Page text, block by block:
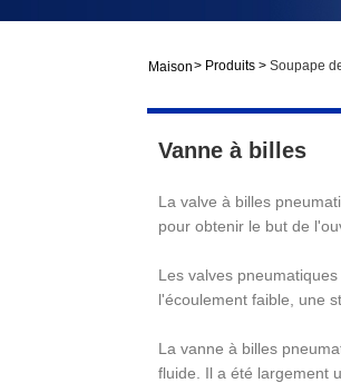
Maison> Produits > Soupape
Vanne à billes
La valve à billes
pour obtenir le but de
Les valves
l'écoulement faible, une
La vanne à billes
fluide. Il a été largement